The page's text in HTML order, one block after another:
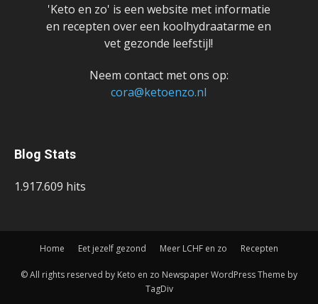
'Keto en zo' is een website met informatie
en recepten over een koolhydraatarme en
vet gezonde leefstijl!
Neem contact met ons op:
cora@ketoenzo.nl
Blog Stats
1.917.609 hits
Home Eet jezelf gezond Meer LCHF en zo Recepten
© All rights reserved by Keto en zo Newspaper WordPress Theme by
TagDiv